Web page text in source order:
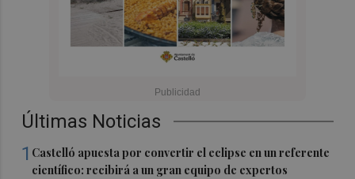
Últimas Noticias
1 Castelló apuesta por convertir el eclipse en un referente
científico: recibirá a un gran equipo de expertos